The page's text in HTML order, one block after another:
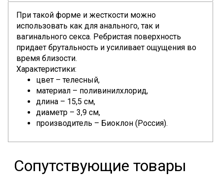
При такой форме и жесткости можно
использовать как для анального, так и
вагинального секса. Ребристая поверхность
придает брутальность и усиливает ощущения во
время близости.
Характеристики:
цвет – телесный,
материал – поливинилхлорид,
длина – 15,5 см,
диаметр – 3,9 см,
производитель – Биоклон (Россия).
Сопутствующие товары